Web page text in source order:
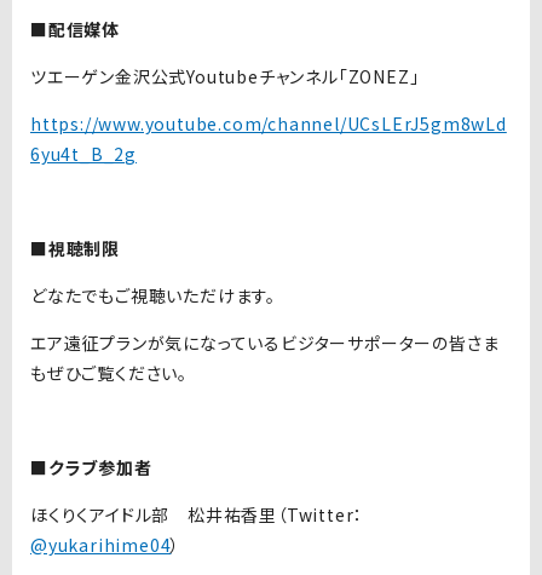
■配信媒体
ツエーゲン金沢公式Youtubeチャンネル「ZONEZ」
https://www.youtube.com/channel/UCsLErJ5gm8wLd
6yu4t_B_2g
■視聴制限
どなたでもご視聴いただけます。
エア遠征プランが気になっているビジターサポーターの皆さま
もぜひご覧ください。
■クラブ参加者
ほくりくアイドル部 松井祐香里（Twitter：
@yukarihime04）